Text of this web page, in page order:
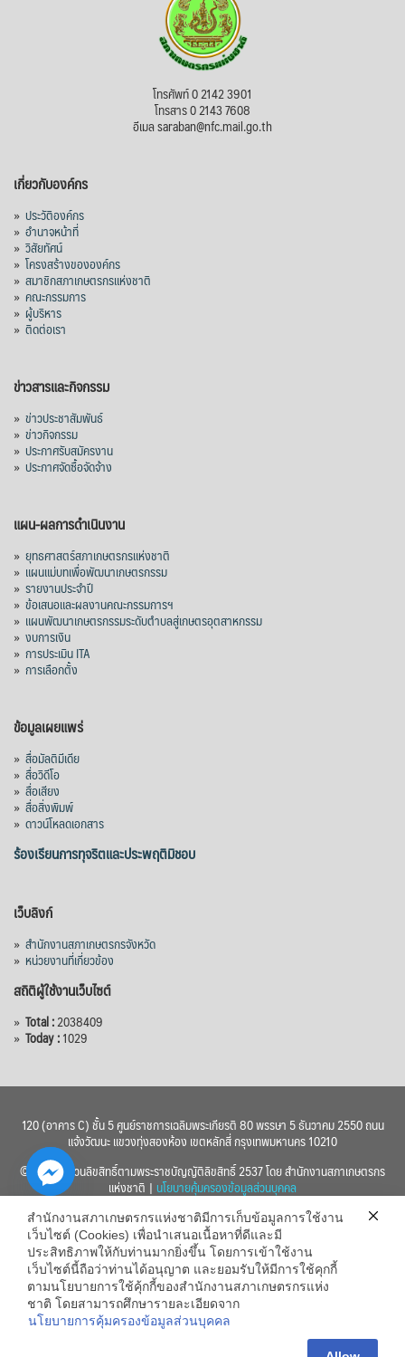
โทรศัพท์ 0 2142 3901
โทรสาร 0 2143 7608
อีเมล saraban@nfc.mail.go.th
เกี่ยวกับองค์กร
» ประวัติองค์กร
» อำนาจหน้าที่
» วิสัยทัศน์
» โครงสร้างขององค์กร
» สมาชิกสภาเกษตรกรแห่งชาติ
» คณะกรรมการ
» ผู้บริหาร
» ติดต่อเรา
ข่าวสารและกิจกรรม
» ข่าวประชาสัมพันธ์
» ข่าวกิจกรรม
» ประกาศรับสมัครงาน
» ประกาศจัดซื้อจัดจ้าง
แผน-ผลการดำเนินงาน
» ยุทธศาสตร์สภาเกษตรกรแห่งชาติ
» แผนแม่บทเพื่อพัฒนาเกษตรกรรม
» รายงานประจำปี
» ข้อเสนอและผลงานคณะกรรมการฯ
» แผนพัฒนาเกษตรกรรมระดับตำบลสู่เกษตรอุตสาหกรรม
» งบการเงิน
» การประเมิน ITA
» การเลือกตั้ง
ข้อมูลเผยแพร่
» สื่อมัลติมีเดีย
» สื่อวิดีโอ
» สื่อเสียง
» สื่อสิ่งพิมพ์
» ดาวน์โหลดเอกสาร
ร้องเรียนการทุจริตและประพฤติมิชอบ
เว็บลิงก์
» สำนักงานสภาเกษตรกรจังหวัด
» หน่วยงานที่เกี่ยวข้อง
สถิติผู้ใช้งานเว็บไซต์
» Total :2038409
» Today :1029
120 (อาคาร C) ชั้น 5 ศูนย์ราชการเฉลิมพระเกียรติ 80 พรรษา 5 ธันวาคม 2550 ถนน
แจ้งวัฒนะ แขวงทุ่งสองห้อง เขตหลักสี่ กรุงเทพมหานคร 10210
© 2560 สงวนลิขสิทธิ์ตามพระราชบัญญัติลิขสิทธิ์ 2537 โดย สำนักงานสภาเกษตรกร
แห่งชาติ | นโยบายคุ้มครองข้อมูลส่วนบุคคล
สำนักงานสภาเกษตรกรแห่งชาติมีการเก็บข้อมูลการใช้งาน
เว็บไซต์ (Cookies) เพื่อนำเสนอเนื้อหาที่ดีและมี
ประสิทธิภาพให้กับท่านมากยิ่งขึ้น โดยการเข้าใช้งาน
เว็บไซต์นี้ถือว่าท่านได้อนุญาต และยอมรับให้มีการใช้คุกกี้
ตามนโยบายการใช้คุ้กกี้ของสำนักงานสภาเกษตรกรแห่ง
ชาติ โดยสามารถศึกษารายละเอียดจาก
นโยบายการคุ้มครองข้อมูลส่วนบุคคล
Hide
chaty